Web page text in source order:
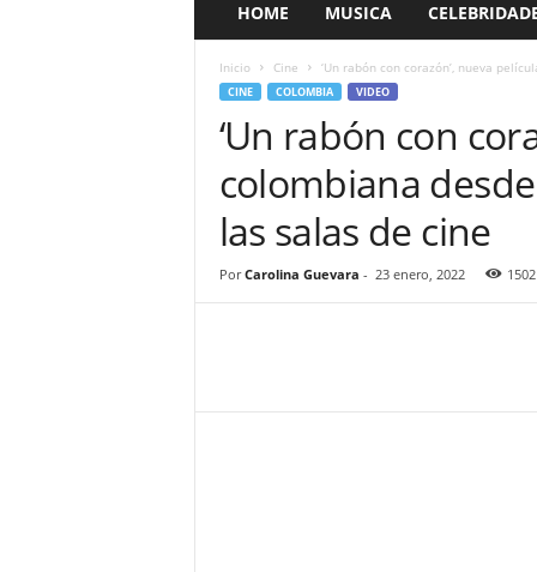
a
HOME MUSICA
Inicio Cine ‘Un rabón con corazón’, nueva
CINE COLOMBIA VIDEO
‘Un rabón con
colombiana
las salas de cine
Por Carolina Guevara - 23 enero, 2022 1502